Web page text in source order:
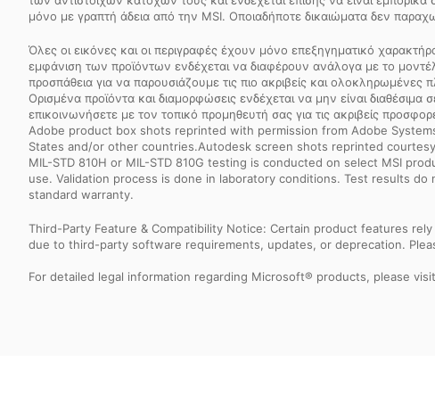
μόνο με γραπτή άδεια από την MSI. Οποιαδήποτε δικαιώματα δεν
Όλες οι εικόνες και οι περιγραφές έχουν μόνο επεξηγηματικό
εμφάνιση των προϊόντων ενδέχεται να διαφέρουν ανάλογα με το
προσπάθεια για να παρουσιάζουμε τις πιο ακριβείς και
Ορισμένα προϊόντα και διαμορφώσεις ενδέχεται να μην είναι
επικοινωνήσετε με τον τοπικό προμηθευτή σας για τις ακριβείς
Adobe product box shots reprinted with permission from Adobe
States and/or other countries.Autodesk screen shots reprinted
MIL-STD 810H or MIL-STD 810G testing is conducted on select MSI
use. Validation process is done in laboratory conditions. Test results
standard warranty.
Third-Party Feature & Compatibility Notice: Certain product features
due to third-party software requirements, updates, or deprecation.
For detailed legal information regarding Microsoft® products, please